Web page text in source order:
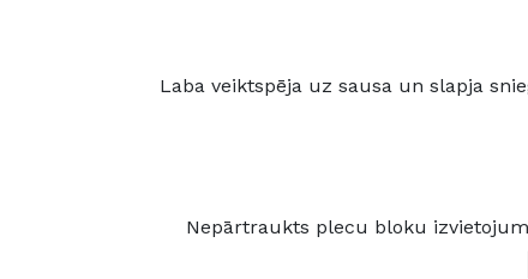
Laba veiktspēja uz sausa un slapja
Nepārtraukts plecu bloku